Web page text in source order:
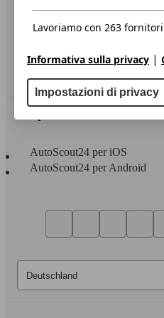
Dichiarazione di
Servizi
Area rivenditori
AutoScout24 per iOS
AutoScout24 per Android
Lavoriamo con 263
Informativa sulla privacy |
Impostazioni di privacy